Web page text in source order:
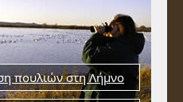
πουλιών στη Λήμνο